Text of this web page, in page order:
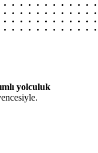
yolculuk